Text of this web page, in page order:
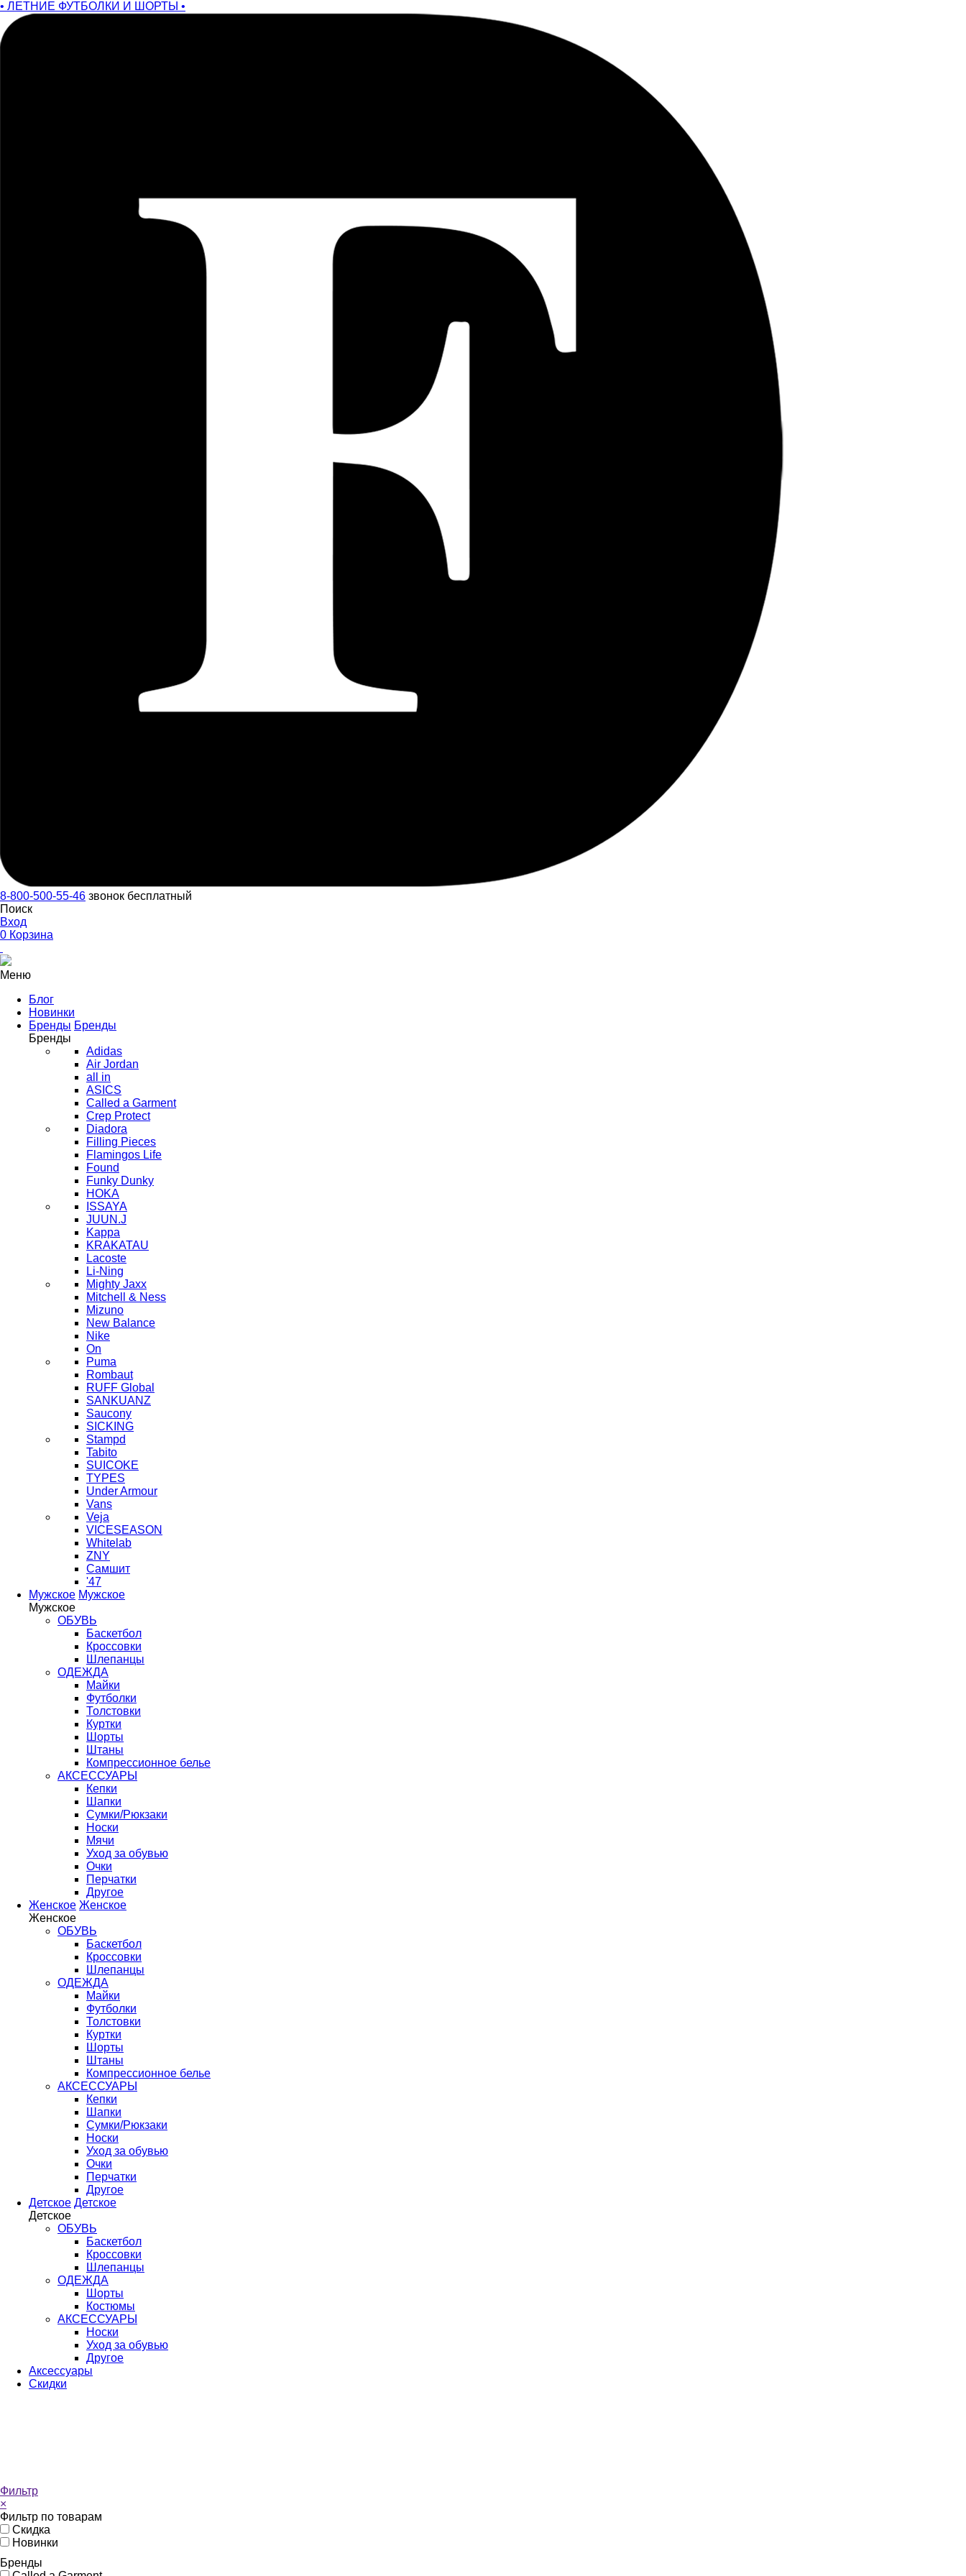
• ЛЕТНИЕ ФУТБОЛКИ И ШОРТЫ •
8-800-500-55-46 звонок бесплатный
Поиск
Вход
0 Корзина
Меню
Блог
Новинки
Бренды Бренды
Бренды
Adidas
Air Jordan
all in
ASICS
Called a Garment
Crep Protect
Diadora
Filling Pieces
Flamingos Life
Found
Funky Dunky
HOKA
ISSAYA
JUUN.J
Kappa
KRAKATAU
Lacoste
Li-Ning
Mighty Jaxx
Mitchell & Ness
Mizuno
New Balance
Nike
On
Puma
Rombaut
RUFF Global
SANKUANZ
Saucony
SICKING
Stampd
Tabito
SUICOKE
TYPES
Under Armour
Vans
Veja
VICESEASON
Whitelab
ZNY
Самшит
'47
Мужское Мужское
Мужское
ОБУВЬ
Баскетбол
Кроссовки
Шлепанцы
ОДЕЖДА
Майки
Футболки
Толстовки
Куртки
Шорты
Штаны
Компрессионное белье
АКСЕССУАРЫ
Кепки
Шапки
Сумки/Рюкзаки
Носки
Мячи
Уход за обувью
Очки
Перчатки
Другое
Женское Женское
Женское
ОБУВЬ
Баскетбол
Кроссовки
Шлепанцы
ОДЕЖДА
Майки
Футболки
Толстовки
Куртки
Шорты
Штаны
Компрессионное белье
АКСЕССУАРЫ
Кепки
Шапки
Сумки/Рюкзаки
Носки
Уход за обувью
Очки
Перчатки
Другое
Детское Детское
Детское
ОБУВЬ
Баскетбол
Кроссовки
Шлепанцы
ОДЕЖДА
Шорты
Костюмы
АКСЕССУАРЫ
Носки
Уход за обувью
Другое
Аксессуары
Скидки
Фильтр
×
Фильтр по товарам
Скидка
Новинки
Бренды